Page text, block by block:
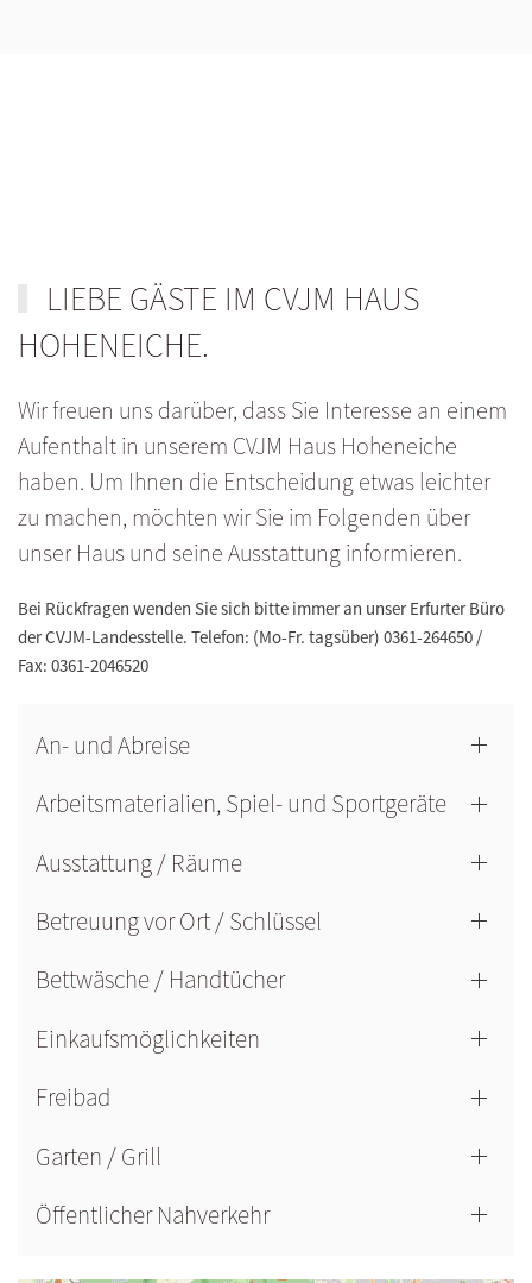
LIEBE GÄSTE IM CVJM HAUS
HOHENEICHE.
Wir freuen uns darüber, dass Sie Interesse an einem
Aufenthalt in unserem CVJM Haus Hoheneiche
haben. Um Ihnen die Entscheidung etwas leichter
zu machen, möchten wir Sie im Folgenden über
unser Haus und seine Ausstattung informieren.
Bei Rückfragen wenden Sie sich bitte immer an unser Erfurter Büro
der CVJM-Landesstelle. Telefon: (Mo-Fr. tagsüber) 0361-264650 /
Fax: 0361-2046520
An- und Abreise
Arbeitsmaterialien, Spiel- und Sportgeräte
Ausstattung / Räume
Betreuung vor Ort / Schlüssel
Bettwäsche / Handtücher
Einkaufsmöglichkeiten
Freibad
Garten / Grill
Öffentlicher Nahverkehr